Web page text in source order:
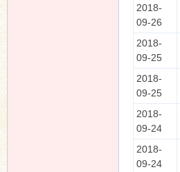
2018-
09-26
2018-
09-25
2018-
09-25
2018-
09-24
2018-
09-24